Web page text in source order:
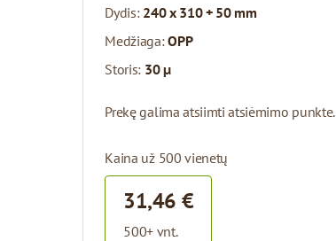
Dydis: 240 x 310 + 50 mm
Medžiaga:OPP
Storis: 30 µ
Prekę galima atsiimti atsiėmimo punkte.
Kaina už 500 vienetų
31,46 €
500+ vnt.